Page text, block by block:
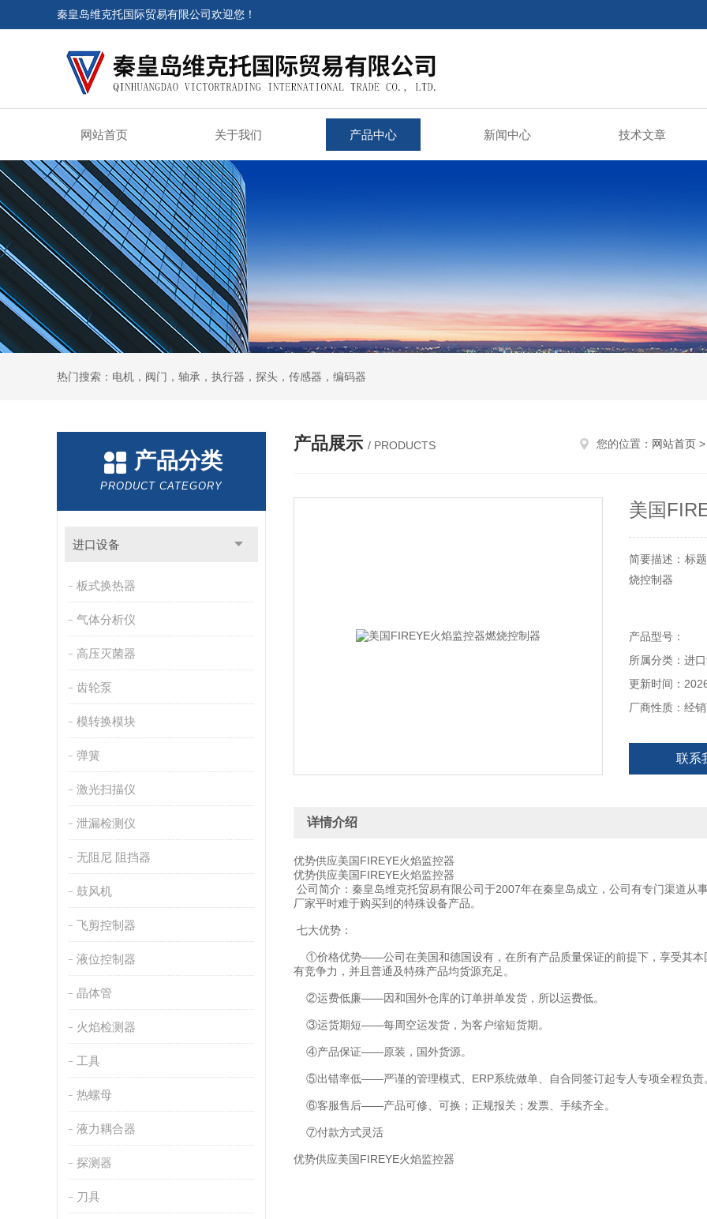
秦皇岛维克托国际贸易有限公司欢迎您！
网站首页 关于我们 产品中心 新闻中心 技术文章
热门搜索：电机，阀门，轴承，执行器，探头，传感器，编码器
产品分类
PRODUCT CATEGORY
进口设备
板式换热器
气体分析仪
高压灭菌器
齿轮泵
模转换模块
弹簧
激光扫描仪
泄漏检测仪
无阻尼 阻挡器
鼓风机
飞剪控制器
液位控制器
晶体管
火焰检测器
工具
热螺母
液力耦合器
探测器
刀具
产品展示 / PRODUCTS 您的位置： 网站首页
美国
简要描述：标
烧控制器
的火焰监控器
秦皇岛维克托
器，FIREYE
产品型号：
所属分类：进
更新时间：
厂商性质：经
联系
详情介绍
优势供应美国FIREYE火焰监控器
优势供应美国FIREYE火焰监控器
公司简介：秦皇岛维克托贸易有限公司于2007年在秦皇岛成立，公司有专门渠道从
厂家平时难于购买到的特殊设备产品。
七大优势：
①价格优势——公司在美国和德国设有，在所有产品质量保证的前提下，享受其本
有竞争力，并且普通及特殊产品均货源充足。
②运费低廉——因和国外仓库的订单拼单发货，所以运费低。
③运货期短——每周空运发货，为客户缩短货期。
④产品保证——原装，国外货源。
⑤出错率低——严谨的管理模式、ERP系统做单、自合同签订起专人专项全程负责
⑥客服售后——产品可修、可换；正规报关；发票、手续齐全。
⑦付款方式灵活
优势供应美国FIREYE火焰监控器